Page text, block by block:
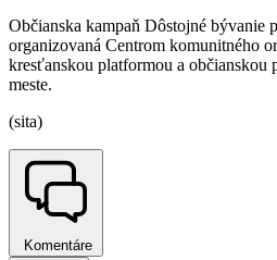
Občianska kampaň Dôstojné bývanie
organizovaná Centrom komunitného
kresťanskou platformou a občianskou
meste.
(sita)
Komentáre